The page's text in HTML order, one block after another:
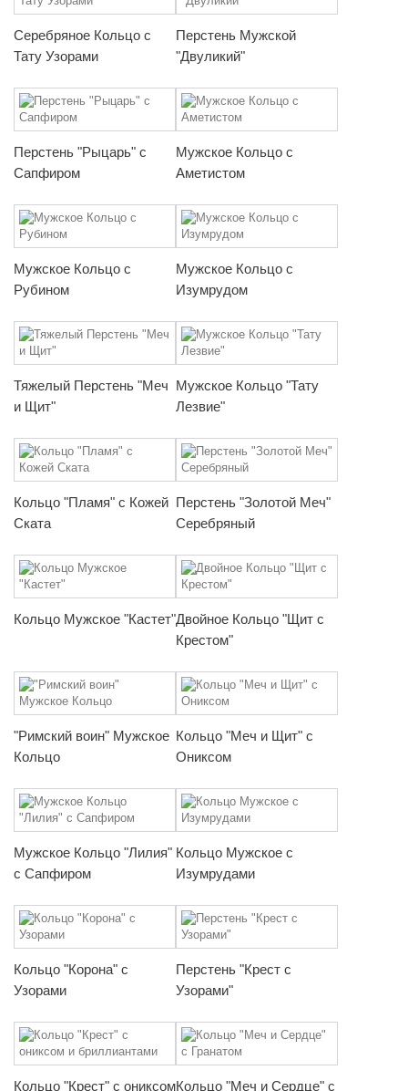
Серебряное Кольцо с
Тату Узорами
Перстень Мужской
"Двуликий"
Перстень "Рыцарь" с
Сапфиром
Мужское Кольцо с
Аметистом
Мужское Кольцо с
Рубином
Мужское Кольцо с
Изумрудом
Тяжелый Перстень "Меч
и Щит"
Мужское Кольцо "Тату
Лезвие"
Кольцо "Пламя" с Кожей
Ската
Перстень "Золотой Меч"
Серебряный
Кольцо Мужское "Кастет"Двойное Кольцо "Щит с
Крестом"
"Римский воин" Мужское
Кольцо
Кольцо "Меч и Щит" с
Ониксом
Мужское Кольцо "Лилия"
с Сапфиром
Кольцо Мужское с
Изумрудами
Кольцо "Корона" с
Узорами
Перстень "Крест с
Узорами"
Кольцо "Крест" с ониксомКольцо "Меч и Сердце" с